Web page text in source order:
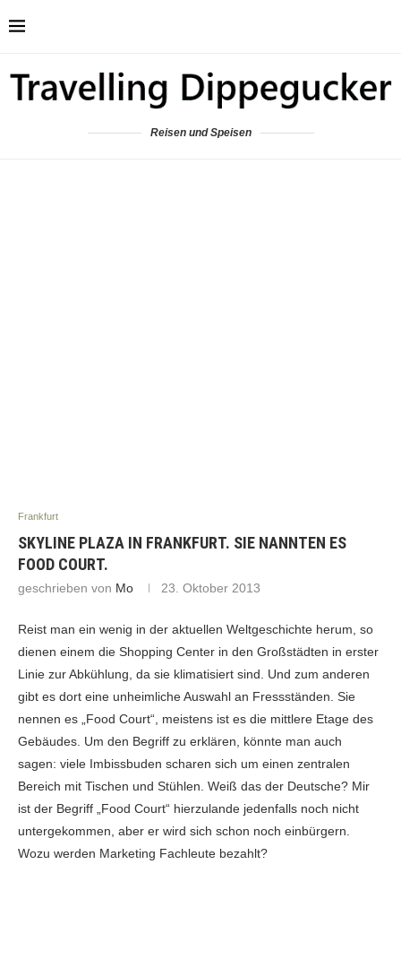
Reisen und Speisen
Frankfurt
SKYLINE PLAZA IN FRANKFURT. SIE NANNTEN ES
FOOD COURT.
geschrieben von Mo 23. Oktober 2013
Reist man ein wenig in der aktuellen Weltgeschichte herum, so
dienen einem die Shopping Center in den Großstädten in erster
Linie zur Abkühlung, da sie klimatisiert sind. Und zum anderen
gibt es dort eine unheimliche Auswahl an Fressständen. Sie
nennen es „Food Court“, meistens ist es die mittlere Etage des
Gebäudes. Um den Begriff zu erklären, könnte man auch
sagen: viele Imbissbuden scharen sich um einen zentralen
Bereich mit Tischen und Stühlen. Weiß das der Deutsche? Mir
ist der Begriff „Food Court“ hierzulande jedenfalls noch nicht
untergekommen, aber er wird sich schon noch einbürgern.
Wozu werden Marketing Fachleute bezahlt?